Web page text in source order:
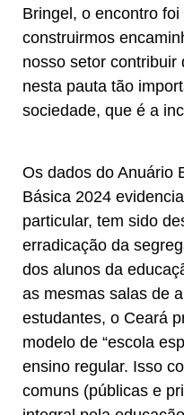
Bringel, o encontro foi
construirmos
nosso setor contribuir
nesta pauta tão
sociedade, que é a
Os dados do Anuário
Básica 2024
particular, tem sido
erradicação da
dos alunos da
as mesmas salas de
estudantes, o Ceará
modelo de “escola
ensino regular. Isso
comuns (públicas e